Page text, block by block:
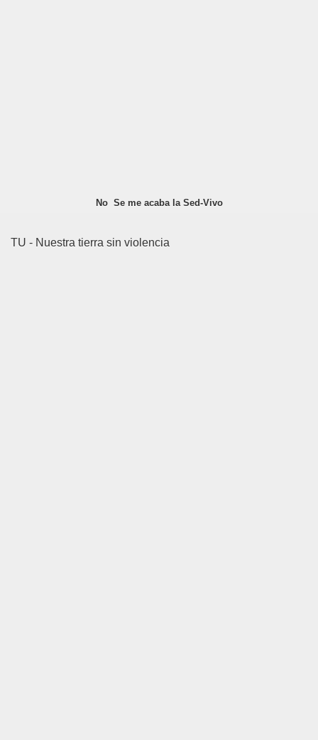
No Se me acaba la Sed-Vivo
TU - Nuestra tierra sin violencia